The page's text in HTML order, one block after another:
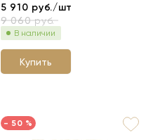
5 910 руб./шт
9 060руб.
В наличии
Купить
- 50 %